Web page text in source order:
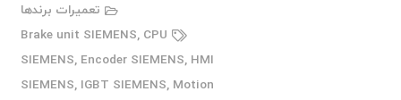
تعمیرات برندها
Brake unit SIEMENS, CPU
SIEMENS, Encoder SIEMENS, HMI
SIEMENS, IGBT SIEMENS, Motion